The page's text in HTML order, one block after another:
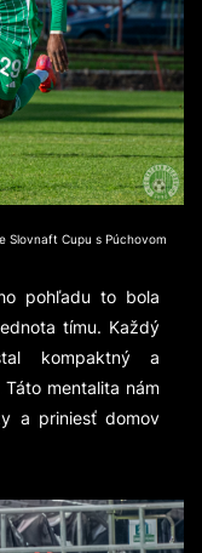
Slovnaft Cupu s Púchovom
pohľadu to bola
tímu. Každý
kompaktný a
mentalita nám
a priniesť domov